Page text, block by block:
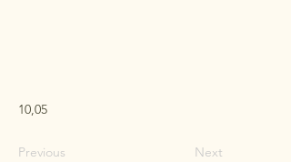
10,05
Previous Next